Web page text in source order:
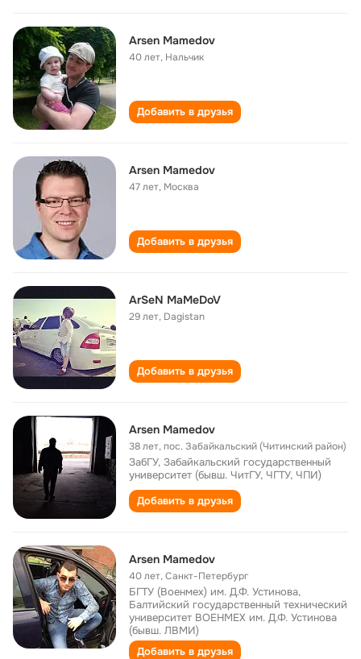
Arsen Mamedov
40 лет, Нальчик
Добавить в друзья
Arsen Mamedov
47 лет, Москва
Добавить в друзья
ArSeN MaMeDoV
29 лет, Dagistan
Добавить в друзья
Arsen Mamedov
38 лет,пос. Забайкальский (Читинский район)
ЗабГУ, Забайкальский государственный
университет (бывш. ЧитГУ, ЧГТУ, ЧПИ)
Добавить в друзья
Arsen Mamedov
40 лет,Санкт-Петербург
БГТУ (Военмех) им. Д.Ф. Устинова,
Балтийский государственный технический
университет ВОЕНМЕХ им. Д.Ф. Устинова
(бывш. ЛВМИ)
Добавить в друзья